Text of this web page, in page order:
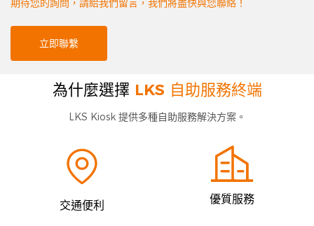
期待您的詢問，請給我們留言，我們將盡快與您聯絡！
立即聯繫
為什麼選擇 LKS 自助服務終端
LKS Kiosk 提供多種自助服務解決方案。
交通便利 優質服務